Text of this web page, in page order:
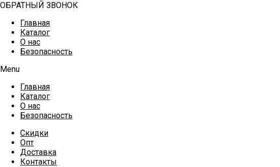
ОБРАТНЫЙ ЗВОНОК
Главная
Каталог
О нас
Безопасность
Menu
Главная
Каталог
О нас
Безопасность
Скидки
Опт
Доставка
Контакты